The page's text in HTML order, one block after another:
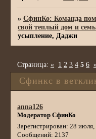
»СфинКо: Команда
свой теплый дом и
усыпление, Даджи
Сфинкс в
Страница:« 1 2 3 4 5 6
anna126
Модератор СфинКо
Зарегистрирован: 28 июля,
Сообщений: 2137